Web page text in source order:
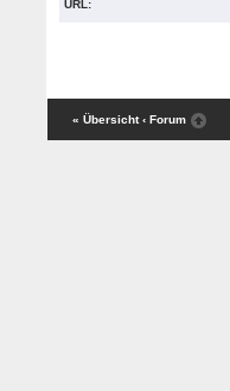
URL:
« Übersicht ‹ Forum